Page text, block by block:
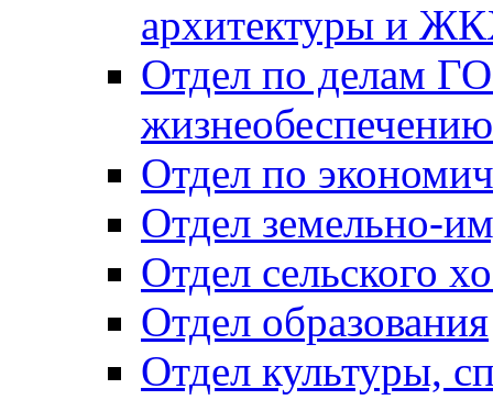
архитектуры и
Отдел по делам
Отдел по
Отдел земельно-
Отдел сельского
Отдел образования
Отдел культуры,